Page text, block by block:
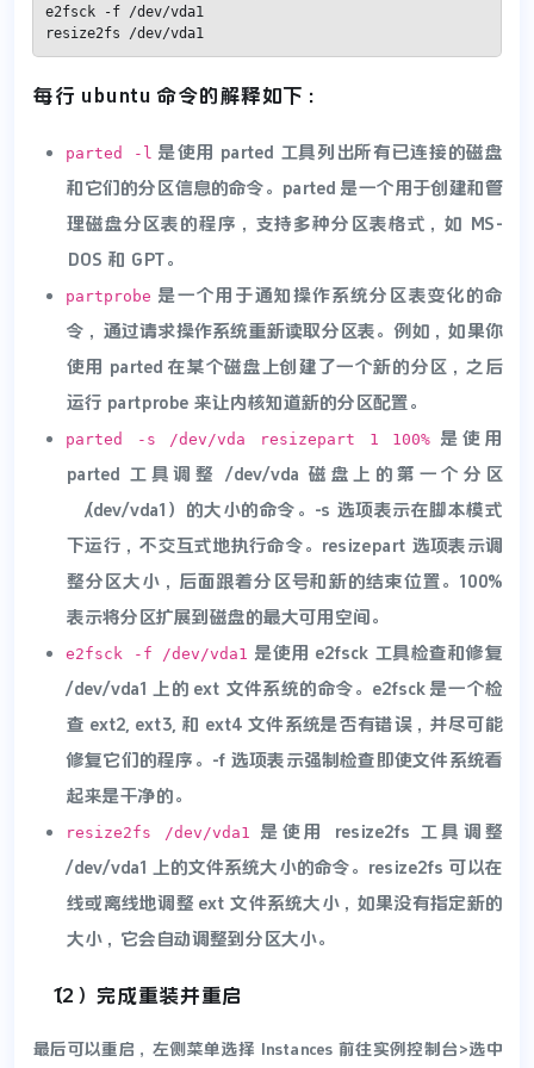
e2fsck -f /dev/vda1
resize2fs /dev/vda1
每行 ubuntu 命令的解释如下：
parted -l 是使用 parted 工具列出所有已连接的磁盘
和它们的分区信息的命令。parted 是一个用于创建和管
理磁盘分区表的程序，支持多种分区表格式，如 MS-
DOS 和 GPT。
partprobe 是一个用于通知操作系统分区表变化的命
令，通过请求操作系统重新读取分区表。例如，如果你
使用 parted 在某个磁盘上创建了一个新的分区，之后
运行 partprobe 来让内核知道新的分区配置。
parted -s /dev/vda resizepart 1 100% 是使用
parted 工具调整 /dev/vda 磁盘上的第一个分区
（/dev/vda1）的大小的命令。-s 选项表示在脚本模式
下运行，不交互式地执行命令。resizepart 选项表示调
整分区大小，后面跟着分区号和新的结束位置。100%
表示将分区扩展到磁盘的最大可用空间。
e2fsck -f /dev/vda1 是使用 e2fsck 工具检查和修复
/dev/vda1 上的 ext 文件系统的命令。e2fsck 是一个检
查 ext2, ext3, 和 ext4 文件系统是否有错误，并尽可能
修复它们的程序。-f 选项表示强制检查即使文件系统看
起来是干净的。
resize2fs /dev/vda1
是使用 resize2fs 工具调整
/dev/vda1 上的文件系统大小的命令。resize2fs 可以在
线或离线地调整 ext 文件系统大小，如果没有指定新的
大小，它会自动调整到分区大小。
（12）完成重装并重启
最后可以重启，左侧菜单选择 Instances 前往实例控制台>选中